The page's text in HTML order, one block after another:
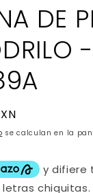
DE
-
se calculan en la